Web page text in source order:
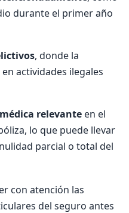
durante el primer año
, donde la
actividades ilegales
relevante en el
lo que puede llevar
parcial o total del
con atención las
del seguro antes